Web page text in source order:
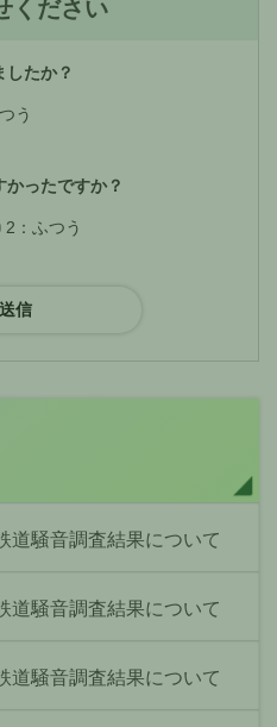
ください
したか？
う
かったですか？
2：ふつう
道騒音調査結果について
道騒音調査結果について
道騒音調査結果について